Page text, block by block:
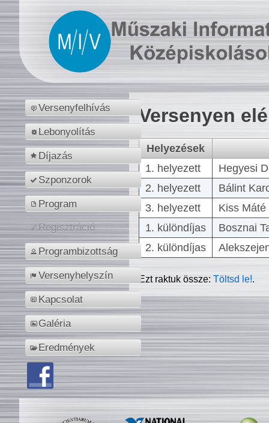
Versenyfelhívás
Lebonyolítás
Díjazás
Szponzorok
Program
Regisztráció
Programbizottság
Versenyhelyszín
Kapcsolat
Galéria
Eredmények
Versenyen
Helyezések
1. helyezett
Hegyesi
2. helyezett
Bálint
3. helyezett
Kiss
1. különdíjas
Bosznai
2. különdíjas
Ezt raktuk össze:Töltsd le!.